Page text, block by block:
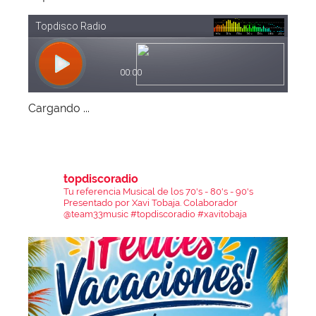
Cargando ...
topdiscoradio
Tu referencia Musical de los 70's - 80's - 90's
Presentado por Xavi Tobaja. Colaborador
@team33music #topdiscoradio #xavitobaja